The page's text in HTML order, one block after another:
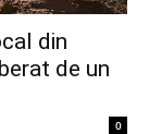
din
de un
0